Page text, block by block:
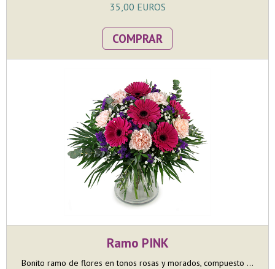
35,00 EUROS
COMPRAR
Ramo PINK
Bonito ramo de flores en tonos rosas y morados, compuesto ...